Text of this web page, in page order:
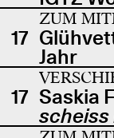
17
ZUM
Jahr
17 Saskia